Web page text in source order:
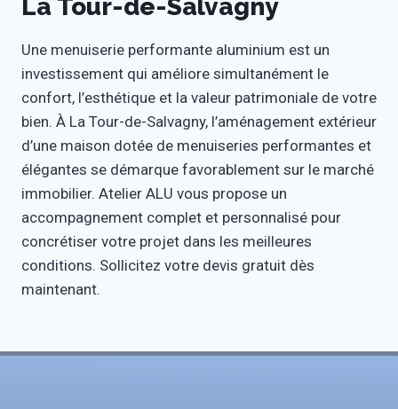
La Tour-de-Salvagny
Une menuiserie performante aluminium est un
investissement qui améliore simultanément le
confort, l’esthétique et la valeur patrimoniale de votre
bien. À La Tour-de-Salvagny, l’aménagement extérieur
d’une maison dotée de menuiseries performantes et
élégantes se démarque favorablement sur le marché
immobilier. Atelier ALU vous propose un
accompagnement complet et personnalisé pour
concrétiser votre projet dans les meilleures
conditions. Sollicitez votre devis gratuit dès
maintenant.